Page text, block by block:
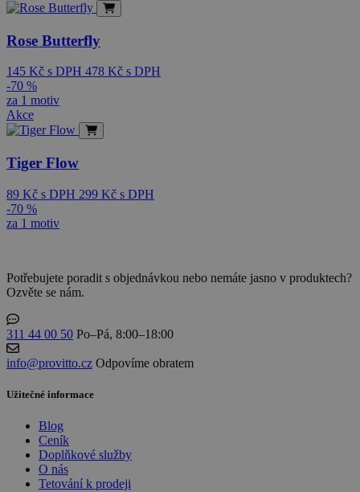
Rose Butterfly
145 Kč s DPH 478 Kč s DPH
-70 %
za 1 motiv
Akce
Tiger Flow
89 Kč s DPH 299 Kč s DPH
-70 %
za 1 motiv
Potřebujete poradit s objednávkou nebo nemáte jasno v produktech?
Ozvěte se nám.
311 44 00 50 Po–Pá, 8:00–18:00
info@provitto.cz Odpovíme obratem
Užitečné informace
Blog
Ceník
Doplňkové služby
O nás
Tetování k prodeji